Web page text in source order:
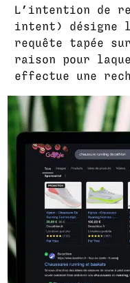
L’intention de
intent) désigne
requête tapée
raison pour
effectue une